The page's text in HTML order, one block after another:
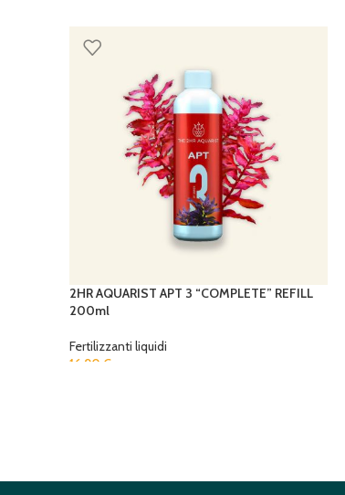
2HR AQUARIST APT 3 “COMPLETE” REFILL
200ml
Fertilizzanti liquidi
16,90 €